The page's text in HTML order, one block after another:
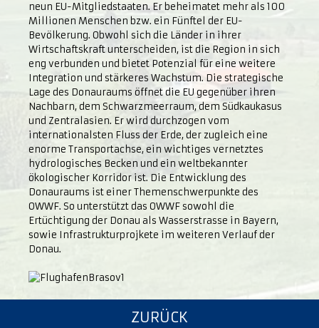
neun EU-Mitgliedstaaten. Er beheimatet mehr als 100
Millionen Menschen bzw. ein Fünftel der EU-
Bevölkerung. Obwohl sich die Länder in ihrer
Wirtschaftskraft unterscheiden, ist die Region in sich
eng verbunden und bietet Potenzial für eine weitere
Integration und stärkeres Wachstum. Die strategische
Lage des Donauraums öffnet die EU gegenüber ihren
Nachbarn, dem Schwarzmeerraum, dem Südkaukasus
und Zentralasien. Er wird durchzogen vom
internationalsten Fluss der Erde, der zugleich eine
enorme Transportachse, ein wichtiges vernetztes
hydrologisches Becken und ein weltbekannter
ökologischer Korridor ist. Die Entwicklung des
Donauraums ist einer Themenschwerpunkte des
OWWF. So unterstützt das OWWF sowohl die
Ertüchtigung der Donau als Wasserstrasse in Bayern,
sowie Infrastrukturprojkete im weiteren Verlauf der
Donau.
ZURÜCK